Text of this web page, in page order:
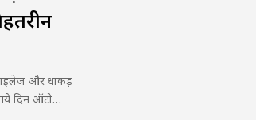
और धाकड़
दिन ऑटो…